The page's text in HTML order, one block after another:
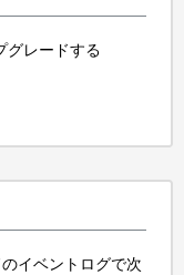
グレードする
イベントログで次